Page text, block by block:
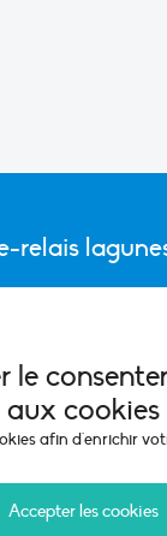
le
aux cookies
afin d'enrichir
Accepter les cookies
relais
L’ÉQUIPE DU